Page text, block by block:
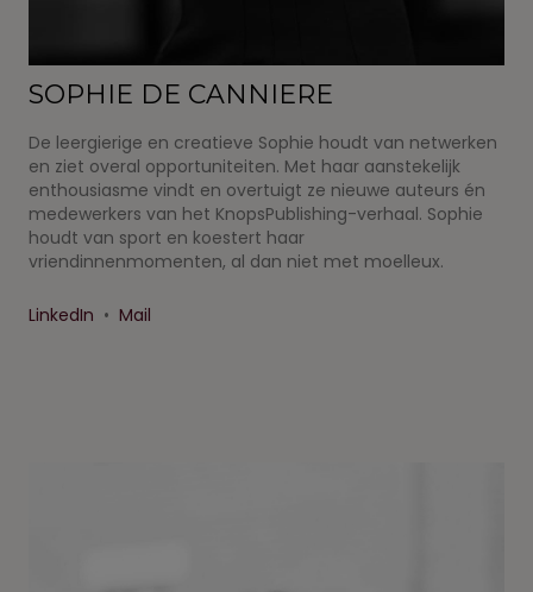
SOPHIE DE CANNIERE
De leergierige en creatieve Sophie houdt van netwerken
en ziet overal opportuniteiten. Met haar aanstekelijk
enthousiasme vindt en overtuigt ze nieuwe auteurs én
medewerkers van het KnopsPublishing-verhaal. Sophie
houdt van sport en koestert haar
vriendinnenmomenten, al dan niet met moelleux.
LinkedIn • Mail